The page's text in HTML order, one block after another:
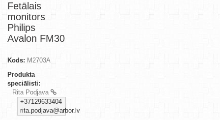
Fetālais
monitors
Philips
Avalon FM30
Kods: M2703A
Produkta
speciālisti:
Rita Podjava
+37129633404
rita.podjava@arbor.lv